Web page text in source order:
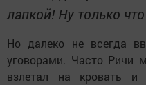
лапкой! Ну только
Но далеко не всегда
уговорами. Часто Ричи
взлетал на кровать